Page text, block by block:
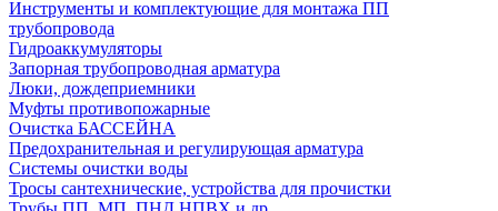
Инструменты и комплектующие для монтажа ПП
трубопровода
Гидроаккумуляторы
Запорная трубопроводная арматура
Люки, дождеприемники
Муфты противопожарные
Очистка БАССЕЙНА
Предохранительная и регулирующая арматура
Системы очистки воды
Тросы сантехнические, устройства для прочистки